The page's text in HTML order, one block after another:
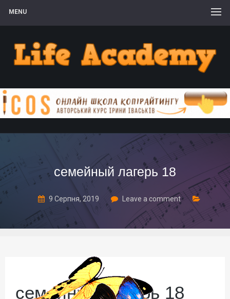
MENU
семейный лагерь 18
9 Серпня, 2019 Leave a comment
семейный лагерь 18